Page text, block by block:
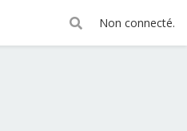
Non connecté.